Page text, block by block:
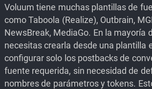
Voluum tiene muchas plantillas de
como Taboola (Realize), Outbrain,
NewsBreak, MediaGo. En la mayoría
necesitas crearla desde una plantilla
configurar solo los postbacks de
fuente requerida, sin necesidad de
nombres de parámetros y tokens.